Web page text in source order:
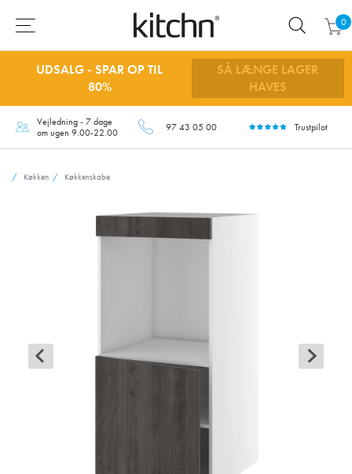
0
UDSALG - SPAR OP TIL
80%
SÅ LÆNGE LAGER
HAVES
Vejledning - 7 dage
om ugen 9.00-22.00
97 43 05 00 Trustpilot
Køkken Køkkenskabe